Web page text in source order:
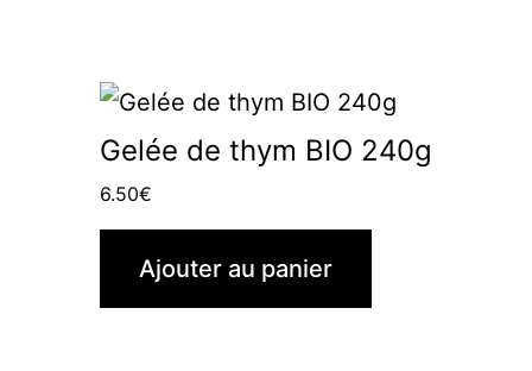
Gelée de thym BIO 240g
6.50€
Ajouter au panier